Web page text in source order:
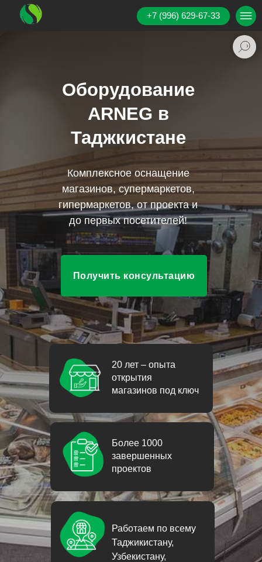
+7 (996) 629-67-33
Оборудование
ARNEG в
Таджкистане
Комплексное оснащение
магазинов, супермаркетов,
гипермаркетов, от проекта и
до первых посетителей!
Получить консультацию
20 лет – опыта
открытия
магазинов под ключ
Работаем по всему
Таджикистану,
Узбекистану,
Более 1000
завершенных
проектов